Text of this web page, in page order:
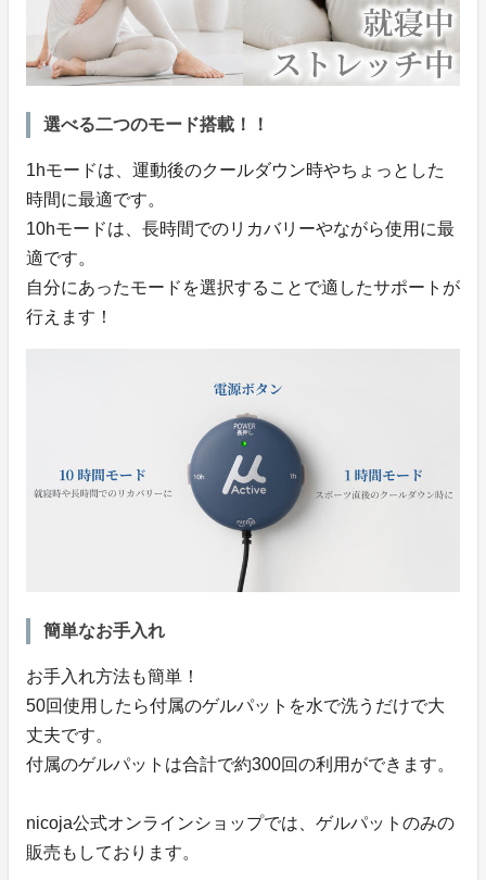
選べる二つのモード搭載！！
1hモードは、運動後のクールダウン時やちょっとした
時間に最適です。
10hモードは、長時間でのリカバリーやながら使用に最
適です。
自分にあったモードを選択することで適したサポートが
行えます！
簡単なお手入れ
お手入れ方法も簡単！
50回使用したら付属のゲルパットを水で洗うだけで大
丈夫です。
付属のゲルパットは合計で約300回の利用ができます。
nicoja公式オンラインショップでは、ゲルパットのみの
販売もしております。